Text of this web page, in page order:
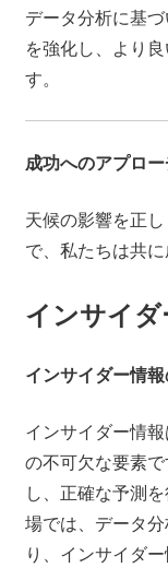
データ分析に基
を強化し、より
す。
成功へのアプロ
天候の影響を正
で、私たちは共
インサイ
インサイダー情
インサイダー情
の不可欠な要素
し、正確な予測
場では、データ
り、インサイダ